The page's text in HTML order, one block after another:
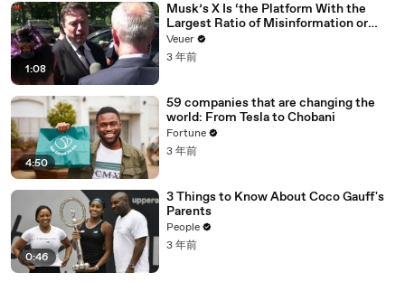
1:08
Musk’s X Is ‘the Platform With the
Largest Ratio of Misinformation or
Disinformation’ Amongst All Social
Media Platforms
Veuer
3 年前
4:50
59 companies that are changing the
world: From Tesla to Chobani
Fortune
3 年前
0:46
3 Things to Know About Coco Gauff's
Parents
People
3 年前